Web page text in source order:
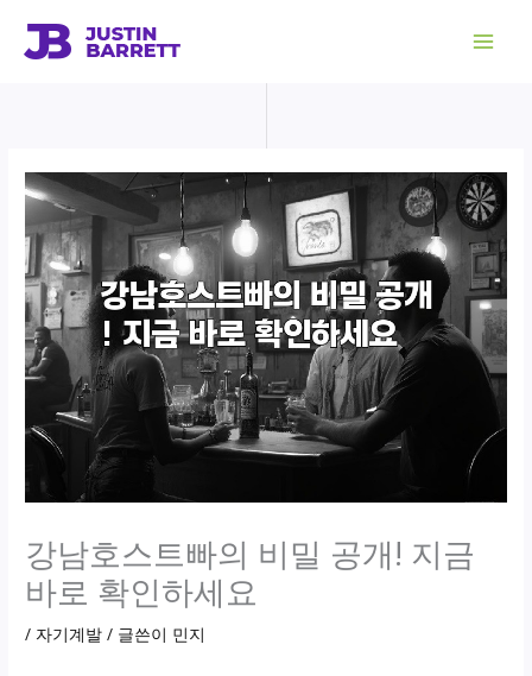
강남호스트빠의 비밀 공개! 지금
바로 확인하세요
/ 자기계발 / 글쓴이 민지